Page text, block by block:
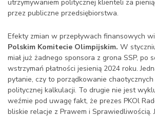
utrzymywaniem politycznej klienteli za
przez publiczne przedsiębiorstwa.
Efekty zmian w przepływach finansowych
Polskim Komitecie Olimpijskim. W
miał już żadnego sponsora z grona SSP, po
wstrzymań płatności jesienią 2024 roku.
pytanie, czy to porządkowanie
politycznej kalkulacji. To drugie nie jest
weźmie pod uwagę fakt, że prezes PKOl
bliskie relacje z Prawem i Sprawiedliwością.